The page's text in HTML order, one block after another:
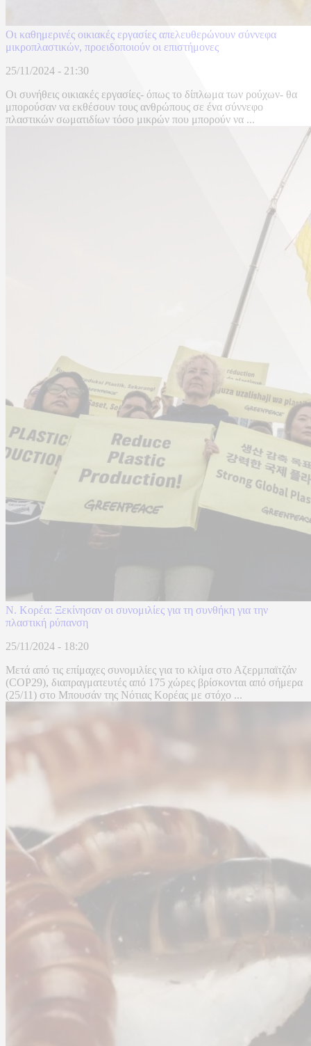
Οι καθημερινές οικιακές εργασίες απελευθερώνουν σύννεφα
μικροπλαστικών, προειδοποιούν οι επιστήμονες
25/11/2024 - 21:30
Οι συνήθεις οικιακές εργασίες- όπως το δίπλωμα των ρούχων- θα
μπορούσαν να εκθέσουν τους ανθρώπους σε ένα σύννεφο
πλαστικών σωματιδίων τόσο μικρών που μπορούν να ...
Ν. Κορέα: Ξεκίνησαν οι συνομιλίες για τη συνθήκη για την
πλαστική ρύπανση
25/11/2024 - 18:20
Μετά από τις επίμαχες συνομιλίες για το κλίμα στο Αζερμπαϊτζάν
(COP29), διαπραγματευτές από 175 χώρες βρίσκονται από σήμερα
(25/11) στο Μπουσάν της Νότιας Κορέας με στόχο ...